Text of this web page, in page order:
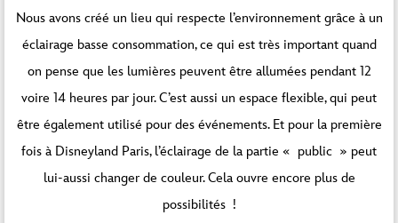
Nous avons créé un lieu qui respecte l’environnement grâce à un
éclairage basse consommation, ce qui est très important quand
on pense que les lumières peuvent être allumées pendant 12
voire 14 heures par jour. C’est aussi un espace flexible, qui peut
être également utilisé pour des événements. Et pour la première
fois à Disneyland Paris, l’éclairage de la partie « public » peut
lui-aussi changer de couleur. Cela ouvre encore plus de
possibilités !